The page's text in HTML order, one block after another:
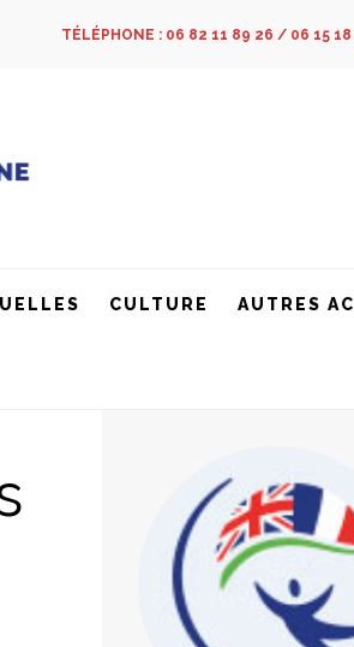
TÉLÉPHONE : 06 82 11 89 26 / 06 15 18
CULTURE AUTRES